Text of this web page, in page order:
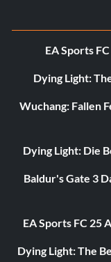
EA Sports
Dying Light:
Wuchang: Fallen
Dying Light: Die
Baldur's Gate 3
EA Sports FC 25
Dying Light: The